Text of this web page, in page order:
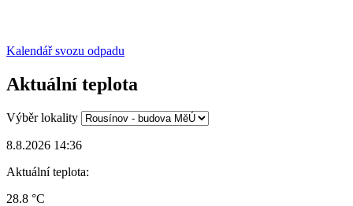
Kalendář svozu odpadu
Aktuální teplota
Výběr lokality
8.8.2026 14:36
Aktuální teplota:
28.8 °C